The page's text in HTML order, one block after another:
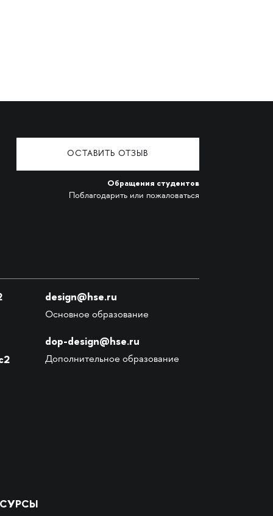
ОСТАВИТЬ ОТЗЫВ
Обращения студентов
Поблагодарить или пожаловаться
design@hse.ru
Основное образование
dop-design@hse.ru
Дополнительное образование